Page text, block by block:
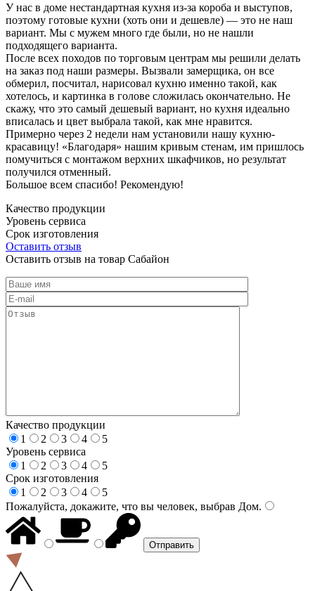
У нас в доме нестандартная кухня из-за короба и выступов,
поэтому готовые кухни (хоть они и дешевле) — это не наш
вариант. Мы с мужем много где были, но не нашли
подходящего варианта.
После всех походов по торговым центрам мы решили делать
на заказ под наши размеры. Вызвали замерщика, он все
обмерил, посчитал, нарисовал кухню именно такой, как
хотелось, и картинка в голове сложилась окончательно. Не
скажу, что это самый дешевый вариант, но кухня идеально
вписалась и цвет выбрала такой, как мне нравится.
Примерно через 2 недели нам установили нашу кухню-
красавицу! «Благодаря» нашим кривым стенам, им пришлось
помучиться с монтажом верхних шкафчиков, но результат
получился отменный.
Большое всем спасибо! Рекомендую!
Качество продукции
Уровень сервиса
Срок изготовления
Оставить отзыв
Оставить отзыв на товар Сабайон
Качество продукции
1
2 3 4
5
Уровень сервиса
1
2 3 4
5
Срок изготовления
1
2 3 4
5
Пожалуйста, докажите, что вы человек, выбрав Дом.